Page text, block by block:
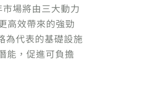
場將由三大動力
高效帶來的強勁
為代表的基礎設施
能，促進可負擔